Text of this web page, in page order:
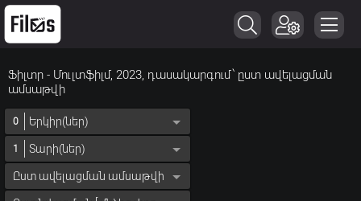
Ֆիլտր - Մուլտֆիլմ, 2023, դասակարգում՝ ըստ ավելացման
ամսաթվի
0 Երկիր(ներ)
1 Տարի(ներ)
Ըստ ավելացման ամսաթվի